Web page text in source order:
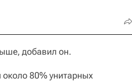
добавил он.
около 80% унитарных